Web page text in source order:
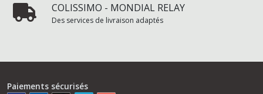
COLISSIMO - MONDIAL RELAY
Des services de livraison adaptés
Paiements sécurisés